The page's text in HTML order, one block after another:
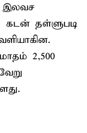
இலவச
கடன் தள்ளுபடி
2,500